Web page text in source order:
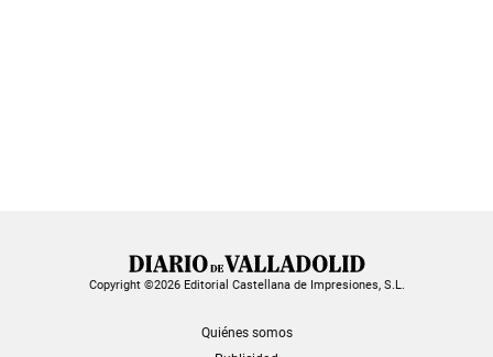
Copyright ©2026 Editorial Castellana de Impresiones, S.L.
Quiénes somos